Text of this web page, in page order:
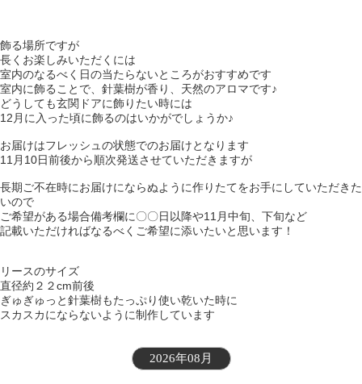
飾る場所ですが
長くお楽しみいただくには
室内のなるべく日の当たらないところがおすすめです
室内に飾ることで、針葉樹が香り、天然のアロマです♪
どうしても玄関ドアに飾りたい時には
12月に入った頃に飾るのはいかがでしょうか♪
お届けはフレッシュの状態でのお届けとなります
11月10日前後から順次発送させていただきますが
長期ご不在時にお届けにならぬように作りたてをお手にしていただきた
いので
ご希望がある場合備考欄に〇〇日以降や11月中旬、下旬など
記載いただければなるべくご希望に添いたいと思います！
リースのサイズ
直径約２２cm前後
ぎゅぎゅっと針葉樹もたっぷり使い乾いた時に
スカスカにならないように制作しています
2026年08月